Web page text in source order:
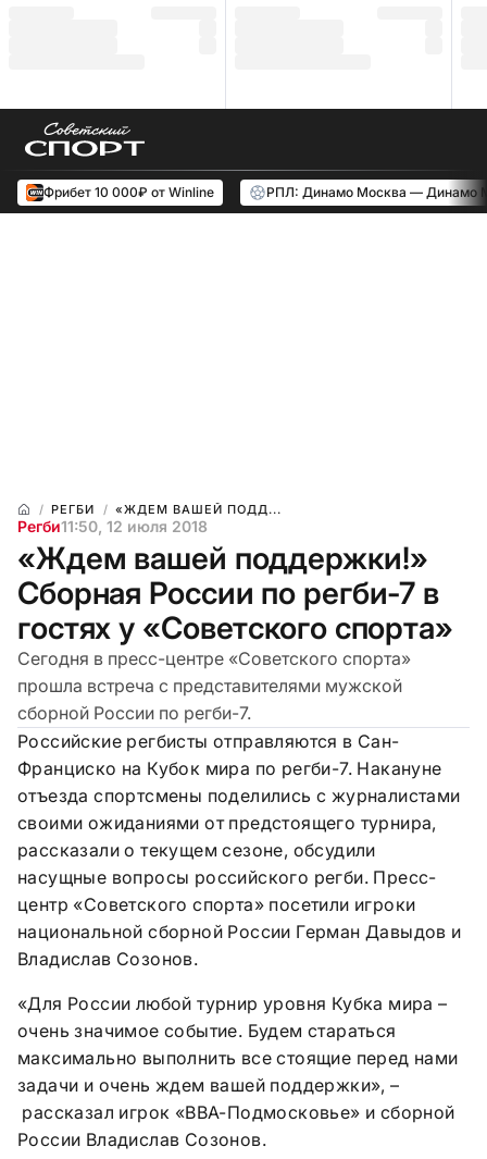
Фрибет 10 000₽ от Winline РПЛ: Динамо Москва — Динамо
РЕГБИ «ЖДЕМ ВАШЕЙ ПОДД...
Регби11:50, 12 июля 2018
«Ждем вашей поддержки!»
Сборная России по регби-7 в
гостях у «Советского спорта»
Сегодня в пресс-центре «Советского спорта»
прошла встреча с представителями мужской
сборной России по регби-7.
Российские регбисты отправляются в Сан-
Франциско на Кубок мира по регби-7. Накануне
отъезда спортсмены поделились с журналистами
своими ожиданиями от предстоящего турнира,
рассказали о текущем сезоне, обсудили
насущные вопросы российского регби. Пресс-
центр «Советского спорта» посетили игроки
национальной сборной России Герман Давыдов и
Владислав Созонов.
«Для России любой турнир уровня Кубка мира –
очень значимое событие. Будем стараться
максимально выполнить все стоящие перед нами
задачи и очень ждем вашей поддержки», –
рассказал игрок «ВВА-Подмосковье» и сборной
России Владислав Созонов.